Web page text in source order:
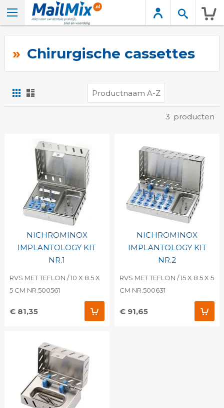
Chirurgische cassettes
Foto-
tabel
3 producten
NICHROMINOX
IMPLANTOLOGY KIT
NR.1
RVS MET TEFLON / 10 X 8.5 X
5 CM NR.500561
€ 81,35
NICHROMINOX
IMPLANTOLOGY KIT
NR.2
RVS MET TEFLON / 15 X 8.5 X 5
CM NR.500631
€ 91,65